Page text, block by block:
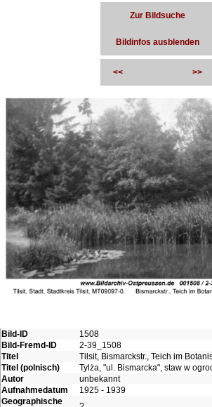
Zur Bildsuche
Bildinfos ausblenden
<< >>
Bild-ID
1508
Bild-Fremd-ID
2-39_1508
Titel
Tilsit, Bismarckstr., Teich im
Titel (polnisch)
Tylża, "ul. Bismarcka", staw w
Autor
unbekannt
Aufnahmedatum
1925 - 1939
Geographische